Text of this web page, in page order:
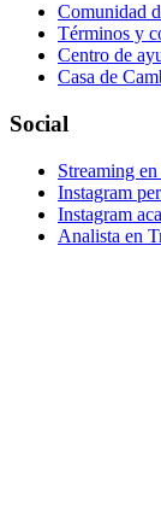
Comunidad
Términos y
Centro de
Casa de
Social
Streaming
Instagram
Instagram
Analista en